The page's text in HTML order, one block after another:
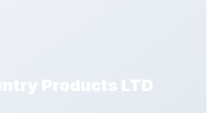
Products LTD